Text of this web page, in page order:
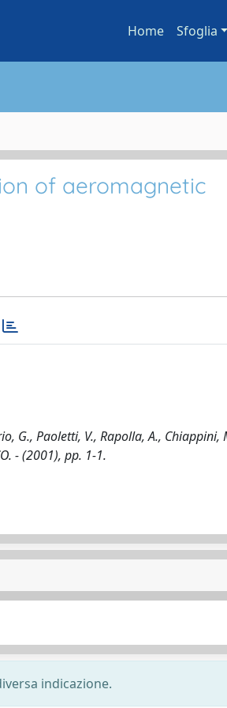
Home Sfoglia
of aeromagnetic
G., Paoletti, V., Rapolla, A., Chiappini,
- (2001), pp. 1-1.
indicazione.